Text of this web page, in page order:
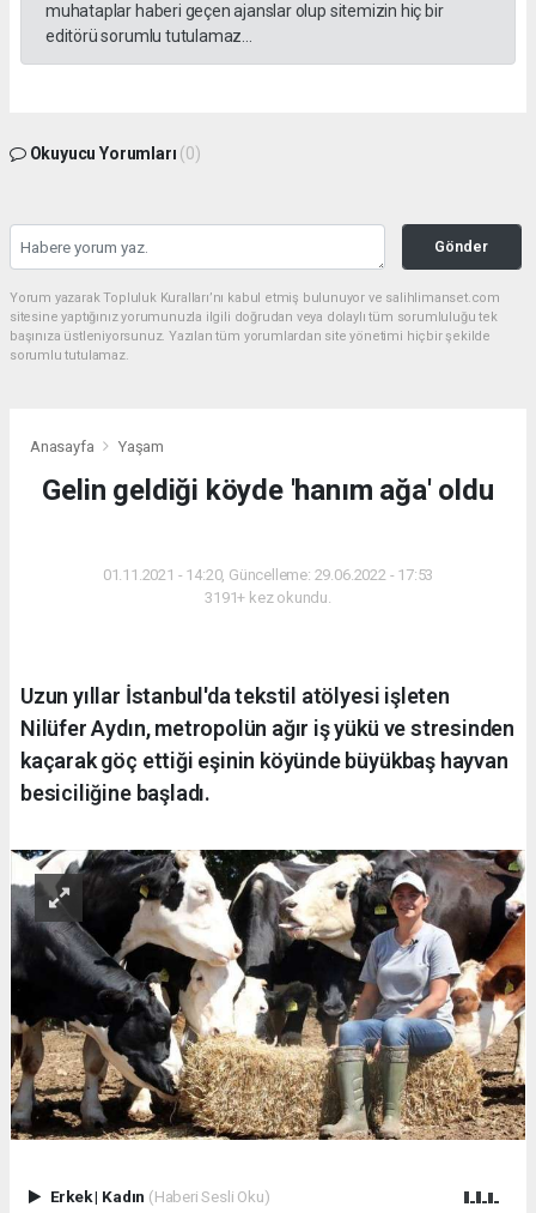
muhataplar haberi geçen ajanslar olup sitemizin hiç bir
editörü sorumlu tutulamaz...
Okuyucu Yorumları (0)
Gönder
Yorum yazarak Topluluk Kuralları’nı kabul etmiş bulunuyor ve salihlimanset.com
sitesine yaptığınız yorumunuzla ilgili doğrudan veya dolaylı tüm sorumluluğu tek
başınıza üstleniyorsunuz. Yazılan tüm yorumlardan site yönetimi hiçbir şekilde
sorumlu tutulamaz.
Anasayfa Yaşam
Gelin geldiği köyde 'hanım ağa' oldu
01.11.2021 - 14:20, Güncelleme: 29.06.2022 - 17:53
3191+ kez okundu.
Uzun yıllar İstanbul'da tekstil atölyesi işleten
Nilüfer Aydın, metropolün ağır iş yükü ve stresinden
kaçarak göç ettiği eşinin köyünde büyükbaş hayvan
besiciliğine başladı.
Erkek| Kadın (Haberi Sesli Oku)